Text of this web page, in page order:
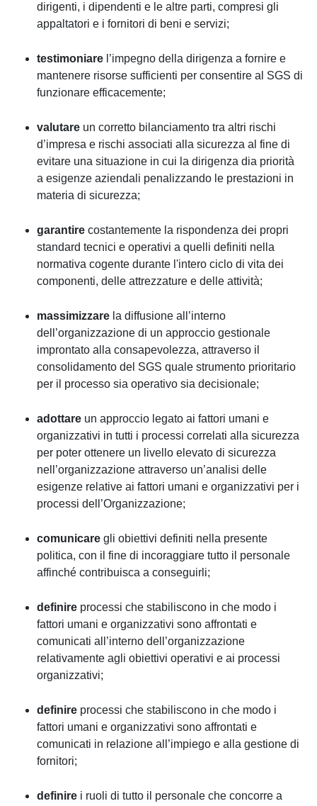
dirigenti, i dipendenti e le altre parti, compresi gli
appaltatori e i fornitori di beni e servizi;
testimoniare l’impegno della dirigenza a fornire e
mantenere risorse sufficienti per consentire al SGS di
funzionare efficacemente;
valutare un corretto bilanciamento tra altri rischi
d’impresa e rischi associati alla sicurezza al fine di
evitare una situazione in cui la dirigenza dia priorità
a esigenze aziendali penalizzando le prestazioni in
materia di sicurezza;
garantire costantemente la rispondenza dei propri
standard tecnici e operativi a quelli definiti nella
normativa cogente durante l'intero ciclo di vita dei
componenti, delle attrezzature e delle attività;
massimizzare la diffusione all’interno
dell’organizzazione di un approccio gestionale
improntato alla consapevolezza, attraverso il
consolidamento del SGS quale strumento prioritario
per il processo sia operativo sia decisionale;
adottare un approccio legato ai fattori umani e
organizzativi in tutti i processi correlati alla sicurezza
per poter ottenere un livello elevato di sicurezza
nell’organizzazione attraverso un’analisi delle
esigenze relative ai fattori umani e organizzativi per i
processi dell’Organizzazione;
comunicare gli obiettivi definiti nella presente
politica, con il fine di incoraggiare tutto il personale
affinché contribuisca a conseguirli;
definire processi che stabiliscono in che modo i
fattori umani e organizzativi sono affrontati e
comunicati all’interno dell’organizzazione
relativamente agli obiettivi operativi e ai processi
organizzativi;
definire processi che stabiliscono in che modo i
fattori umani e organizzativi sono affrontati e
comunicati in relazione all’impiego e alla gestione di
fornitori;
definire i ruoli di tutto il personale che concorre a